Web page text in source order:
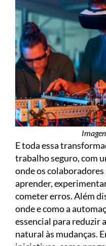
E toda essa
trabalho seguro, com
onde os
aprender,
cometer erros. Além
onde e como a
essencial para reduzir
natural às mudanças.